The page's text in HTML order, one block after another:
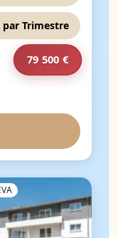
par Trimestre
79 500 €